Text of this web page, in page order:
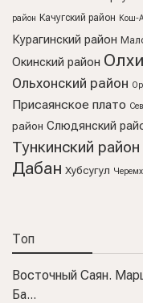
район Качугский район Кош-
Курагинский район
Окинский район
Ольхонский район
Присаянское плато
район Слюдянский
Тункинский район
Дабан Хубсугул
Топ
Восточный Саян.
Ба...